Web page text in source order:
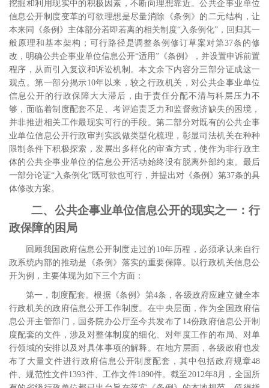
挖掘和利用现实中的积极因素，不断向理想靠近。公共企事业单位
信息公开制度变革的可欲理想是尽量消除《条例》的二元结构，让
本来同《条例》主体部分若即若离的相关制度“入条例化”，回归其一
般原理和基本架构；可行路径是调整条例修订草案对第37条的修
改，明确公共企事业单位信息公开“适用”《条例》，并设置申诉前置
程序，从而引入复议和诉讼机制。本文余下内容分三部分证成这一
观点。第一部分揭示10年以来，较之行政机关，对公共企事业单位
信息公开的行政保障大大滞后，由于责任分配不清与科层压力不
够，面临着制度配套不足、考评追责乏力和监督救济缺失的困境，
并非推进相关工作最现实可行的手段。第二部分对既有的公共企事
业单位信息公开行政审判实践做类型化梳理，彰显司法机关在种种
限制条件下积极探索，发展出多样化的审查方式，使作为非行政主
体的公共企事业单位的信息公开活动始终没有脱离外部约束。最后
一部分论证“入条例化”既可欲也可行，并提出对《条例》第37条的具
体修改方案。
二、公共企事业单位信息公开的现实之一：行
政保障的困局
回顾我国政府信息公开制度走过的 10年历程，必须承认来自行
政系统内部的推动是《条例》落实的重要保障。以行政机关信息公
开为例，主要体现为如下三个方面：
第一，制度配套。根据《条例》第4条，各级政府应建立健全本
行政机关的政府信息公开工作制度。在中央层面，作为全国政府信
息公开主管部门，国务院办公厅至今共发布了 14份政府信息公开制
度配套的文件，涉及对整体制度的细化、对年度工作的布局、对单
行领域的安排以及对具体事项的解释。在地方层面，各级政府也发
布了大量文件进行政府信息公开制度配套，其中包括政府规章48
件、规范性文件1393件、工作文件1890件。截至 2012年8月，全国所